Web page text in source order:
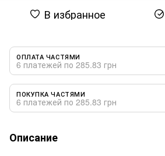
В избранное
ОПЛАТА ЧАСТЯМИ
6 платежей по 285.83 грн
ПОКУПКА ЧАСТЯМИ
6 платежей по 285.83 грн
Описание